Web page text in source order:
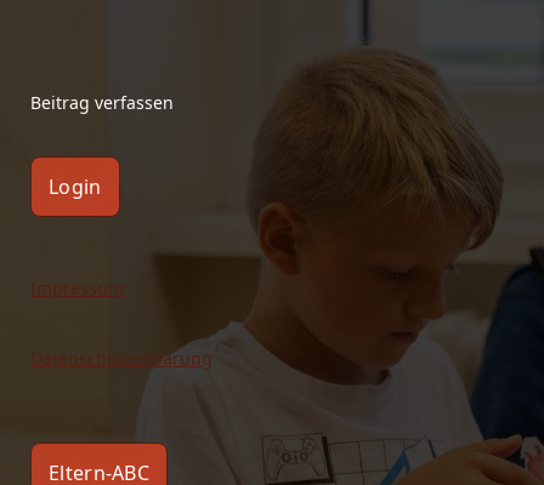
Beitrag verfassen
Login
Impressum
Datenschutzerklärung
Eltern-ABC